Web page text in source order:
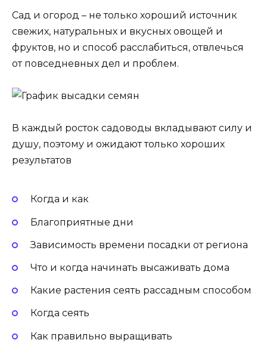
Сад и огород – не только хороший источник
свежих, натуральных и вкусных овощей и
фруктов, но и способ расслабиться, отвлечься
от повседневных дел и проблем.
В каждый росток садоводы вкладывают силу и
душу, поэтому и ожидают только хороших
результатов
Когда и как
Благоприятные дни
Зависимость времени посадки от региона
Что и когда начинать высаживать дома
Какие растения сеять рассадным способом
Когда сеять
Как правильно выращивать